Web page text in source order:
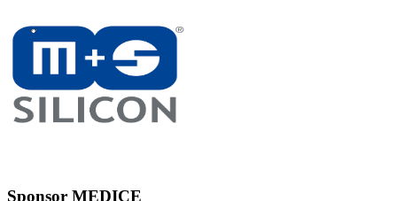
Sponsor MEDICE